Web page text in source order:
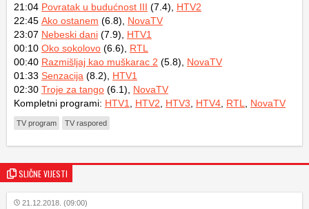
21:04 Povratak u budućnost III (7.4), HTV2
22:45 Ako ostanem (6.8), NovaTV
23:07 Nebeski dani (7.9), HTV1
00:10 Oko sokolovo (6.6), RTL
00:40 Razmišljaj kao muškarac 2 (5.8), NovaTV
01:33 Senzacija (8.2), HTV1
02:30 Troje za tango (6.1), NovaTV
Kompletni programi: HTV1 HTV2 HTV3 HTV4 RTL NovaTV
TV program TV raspored
SLIČNE VIJESTI
21.12.2018. (09:00)